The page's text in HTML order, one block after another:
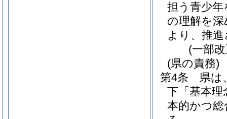
担う青少
の理解を
より、推
(一部
(県の責務)
第4条
県は
下「基本理
本的かつ